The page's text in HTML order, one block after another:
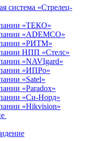
система «Стрелец-
«ТЕКО»
«ADEMCO»
«РИТМ»
НПП «Стелс»
«NAVIgard»
«ИПРо»
«Satel»
«Paradox»
«Си-Норд»
«Hikvision»